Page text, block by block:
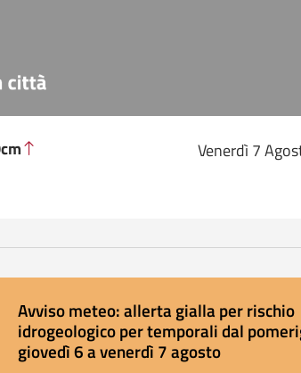
Venerdì 7
Avviso meteo: allerta gialla per rischio
idrogeologico per temporali dal
giovedì 6 a venerdì 7 agosto